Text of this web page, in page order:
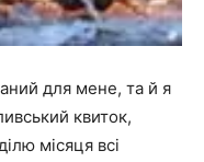
для мене, та й я
квиток,
місяця всі